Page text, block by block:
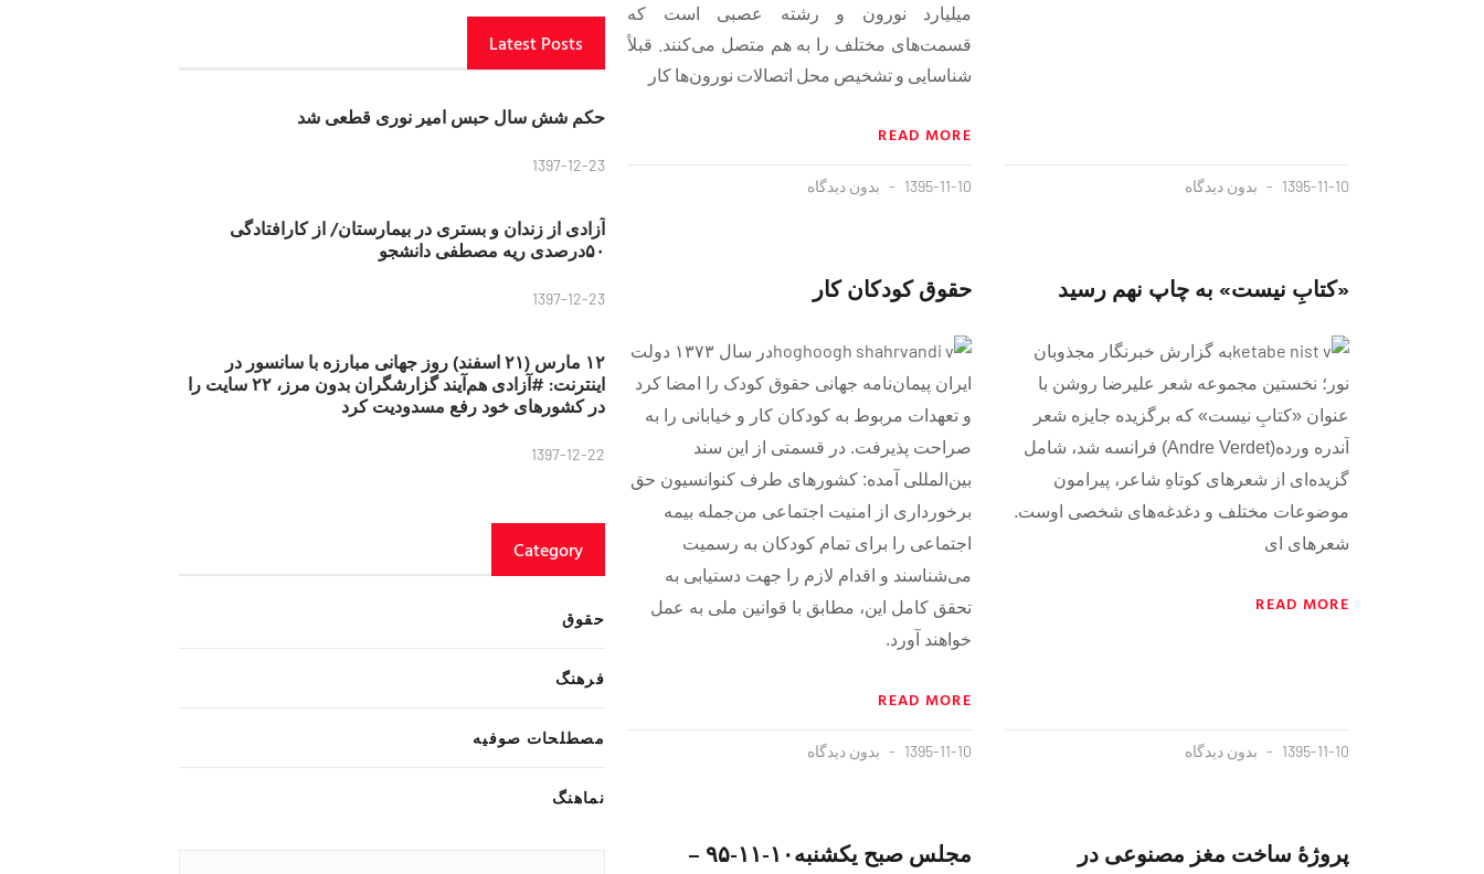
1395-11-10 بدون دیدگاه
میلیارد نورون و رشته عصبی است که
قسمت‌های مختلف را به هم متصل می‌کنند. قبلاً
شناسایی و تشخیص محل اتصالات نورون‌ها کار
READ MORE
1395-11-10 بدون دیدگاه
«کتابِ نیست» به چاپ نهم رسيد
به گزارش خبرنگار مجذوبان
نور؛ نخستین مجموعه شعر علیرضا روشن با
عنوان «کتابِ نیست» که برگزیده جایزه شعر
آندره ورده(Andre Verdet) فرانسه شد، شامل
گزیده‌ای از شعرهای کوتاهِ شاعر، پیرامون
موضوعات مختلف و دغدغه‌های شخصی اوست.
شعرهای ای
READ MORE
1395-11-10 بدون دیدگاه
حقوق كودكان كار
در سال ۱۳۷۳ دولت
ایران پیمان‌نامه‌ جهانی حقوق کودک را امضا کرد
و تعهدات مربوط به کودکان کار و خیابانی را به
صراحت پذیرفت. در قسمتى از اين سند
بين‌المللى آمده: كشورهای‌ طرف‌ كنوانسیون‌ حق‌
برخورداری‌ از امنیت‌ اجتماعی‌ من‌جمله‌ بیمه‌
اجتماعی‌ را برای‌ تمام‌ كودكان‌ به‌ رسمیت‌
می‌شناسند و اقدام‌ لازم‌ را جهت‌ دستیابی‌ به‌
تحقق‌ كامل‌ این‌، مطابق با قوانين ملى به عمل
خواهند آورد.
READ MORE
1395-11-10 بدون دیدگاه
پروژهٔ ساخت مغز مصنوعی در
مجلس صبح یکشنبه١٠-١١-٩۵ –
Latest Posts
حکم شش سال حبس امیر نوری قطعی شد
1397-12-23
آزادی از زندان و بستری در بیمارستان/ از کارافتادگی
۵۰درصدی ریه مصطفی دانشجو
1397-12-23
۱۲ مارس (۲۱ اسفند) روز جهانی مبارزه با سانسور در
اینترنت: #آزادی هم‌آیند گزارشگران‌ بدون مرز، ۲۲ سایت را
در کشورهای خود رفع مسدودیت کرد
1397-12-22
Category
حقوق
فرهنگ
مصطلحات صوفیه
نماهنگ